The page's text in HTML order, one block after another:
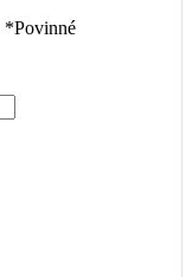
*Povinné